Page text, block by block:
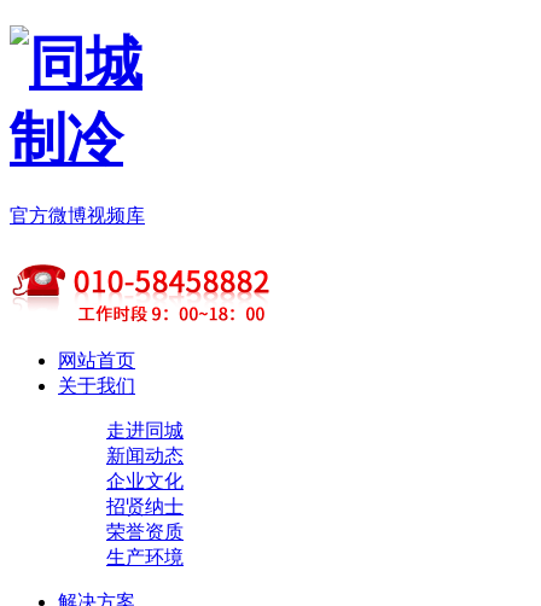
官方微博视频库
网站首页
关于我们
走进同城
新闻动态
企业文化
招贤纳士
荣誉资质
生产环境
解决方案